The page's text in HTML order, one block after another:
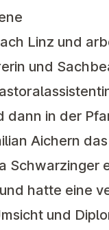
Linz und
und
dann in der
Aichern
hatte eine
und